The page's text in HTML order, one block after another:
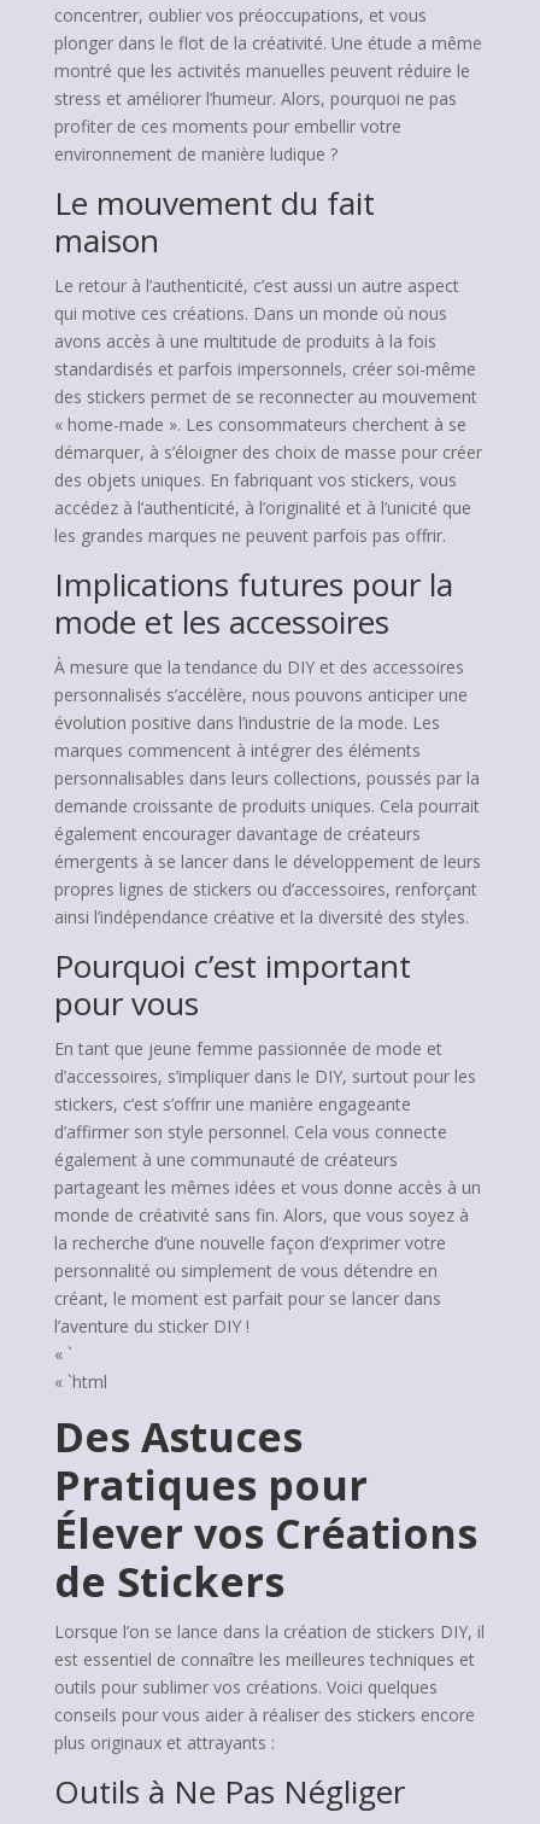
concentrer, oublier vos préoccupations, et vous
plonger dans le flot de la créativité. Une étude a même
montré que les activités manuelles peuvent réduire le
stress et améliorer l’humeur. Alors, pourquoi ne pas
profiter de ces moments pour embellir votre
environnement de manière ludique ?
Le mouvement du fait
maison
Le retour à l’authenticité, c’est aussi un autre aspect
qui motive ces créations. Dans un monde où nous
avons accès à une multitude de produits à la fois
standardisés et parfois impersonnels, créer soi-même
des stickers permet de se reconnecter au mouvement
« home-made ». Les consommateurs cherchent à se
démarquer, à s’éloigner des choix de masse pour créer
des objets uniques. En fabriquant vos stickers, vous
accédez à l’authenticité, à l’originalité et à l’unicité que
les grandes marques ne peuvent parfois pas offrir.
Implications futures pour la
mode et les accessoires
À mesure que la tendance du DIY et des accessoires
personnalisés s’accélère, nous pouvons anticiper une
évolution positive dans l’industrie de la mode. Les
marques commencent à intégrer des éléments
personnalisables dans leurs collections, poussés par la
demande croissante de produits uniques. Cela pourrait
également encourager davantage de créateurs
émergents à se lancer dans le développement de leurs
propres lignes de stickers ou d’accessoires, renforçant
ainsi l’indépendance créative et la diversité des styles.
Pourquoi c’est important
pour vous
En tant que jeune femme passionnée de mode et
d’accessoires, s’impliquer dans le DIY, surtout pour les
stickers, c’est s’offrir une manière engageante
d’affirmer son style personnel. Cela vous connecte
également à une communauté de créateurs
partageant les mêmes idées et vous donne accès à un
monde de créativité sans fin. Alors, que vous soyez à
la recherche d’une nouvelle façon d’exprimer votre
personnalité ou simplement de vous détendre en
créant, le moment est parfait pour se lancer dans
l’aventure du sticker DIY !
« `
« `html
Des Astuces
Pratiques pour
Élever vos Créations
de Stickers
Lorsque l’on se lance dans la création de stickers DIY, il
est essentiel de connaître les meilleures techniques et
outils pour sublimer vos créations. Voici quelques
conseils pour vous aider à réaliser des stickers encore
plus originaux et attrayants :
Outils à Ne Pas Négliger